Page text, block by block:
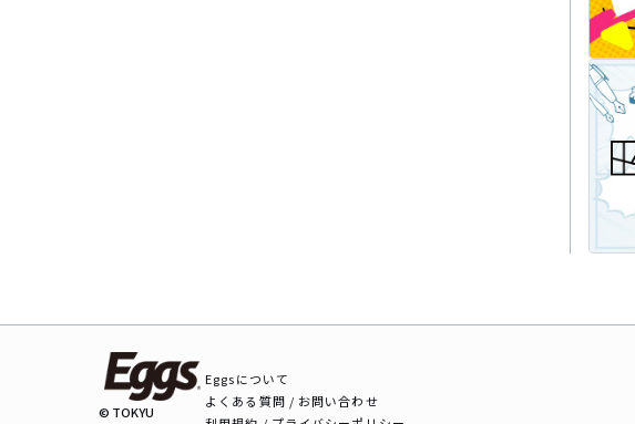
© TOKYU
Eggsについて
よくある質問 / お問い合わせ